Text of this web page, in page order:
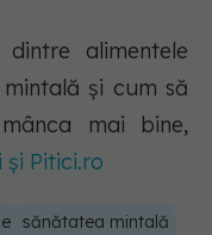
alimentele
și cum să
mai bine,
și Pitici.ro
sănătatea mintală